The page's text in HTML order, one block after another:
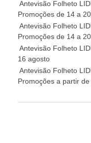
Antevisão Folheto
Promoções de 14 a
Antevisão Folheto
Promoções de 14 a
Antevisão Folheto
16 agosto
Antevisão Folheto
Promoções a partir